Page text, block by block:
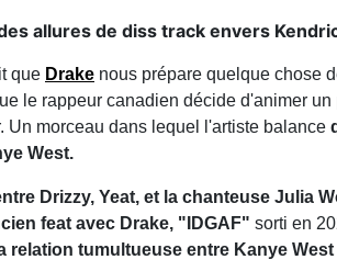
allures de diss track envers
que Drake nous prépare quelque chose
le rappeur canadien décide d'animer un
Un morceau dans lequel l'artiste balance
West.
Drizzy, Yeat, et la chanteuse Julia
feat avec Drake, "IDGAF" sorti en
relation tumultueuse entre Kanye